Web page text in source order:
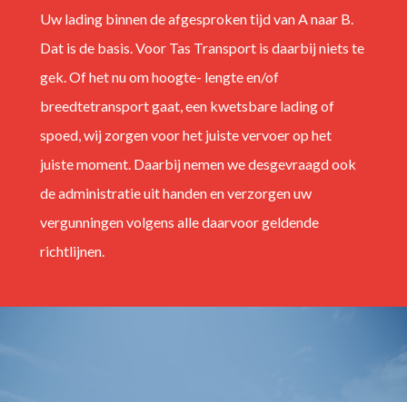
Uw lading binnen de afgesproken tijd van A naar B.
Dat is de basis. Voor Tas Transport is daarbij niets te
gek. Of het nu om hoogte- lengte en/of
breedtetransport gaat, een kwetsbare lading of
spoed, wij zorgen voor het juiste vervoer op het
juiste moment. Daarbij nemen we desgevraagd ook
de administratie uit handen en verzorgen uw
vergunningen volgens alle daarvoor geldende
richtlijnen.